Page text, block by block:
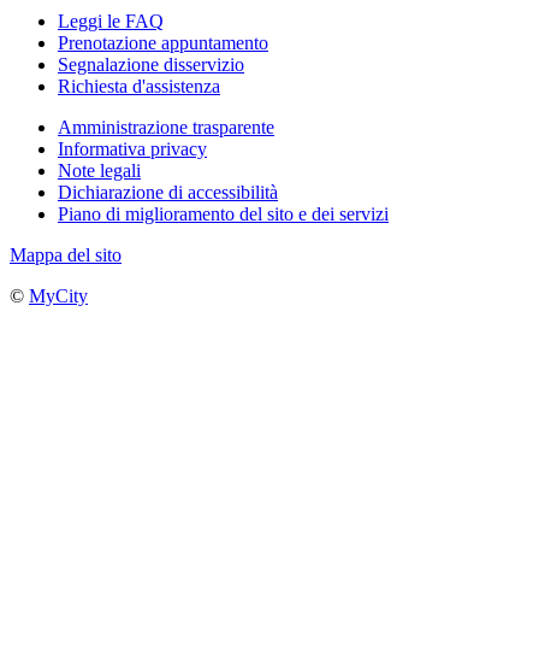
Leggi le FAQ
Prenotazione appuntamento
Segnalazione disservizio
Richiesta d'assistenza
Amministrazione trasparente
Informativa privacy
Note legali
Dichiarazione di accessibilità
Piano di miglioramento del sito e dei servizi
Mappa del sito
© MyCity